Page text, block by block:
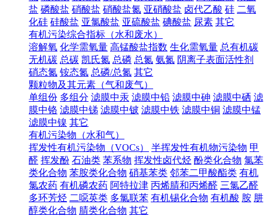
盐 磷酸盐 硝酸盐 硝酸盐氮 亚硝酸盐 卤代乙酸 硅 二氧
化硅 硅酸盐 亚氯酸盐 亚硫酸盐 碘酸盐 尿素 其它
有机污染综合指标（水和废水）
溶解氧 化学需氧量 高锰酸盐指数 生化需氧量 总有机碳
无机碳 总碳 凯氏氮 总磷 总氮 氨氮 阴离子表面活性剂
硝态氮 铵态氮 总磷/总氮 其它
颗粒物及其元素（气和废气）
单组份 多组分 滤膜中汞 滤膜中铅 滤膜中砷 滤膜中硒 滤
膜中铬 滤膜中锑 滤膜中铍 滤膜中铁 滤膜中铜 滤膜中锰
滤膜中镍 其它
有机污染物（水和气）
挥发性有机污染物（VOCs）
半挥发性有机物污染物 甲
醛 挥发酚 石油类 苯系物 挥发性卤代烃 酚类化合物 氯苯
类化合物 苯胺类化合物 硝基苯类 邻苯二甲酸酯类 有机
氯农药 有机磷农药 阿特拉津 丙烯腈和丙烯醛 三氯乙醛
多环芳烃 二噁英类 多氯联苯 有机锡化合物 有机酸 胺 肼
醇类化合物 腈类化合物 其它